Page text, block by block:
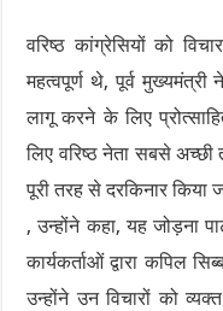
वरिष्ठ कांग्रेसियों को
महत्वपूर्ण थे, पूर्व
लागू करने के लिए
लिए वरिष्ठ नेता सबसे
पूरी तरह से दरकिनार किया
, उन्होंने कहा, यह जोड़ना
कार्यकर्ताओं द्वारा कपिल
उन्होंने उन विचारों को